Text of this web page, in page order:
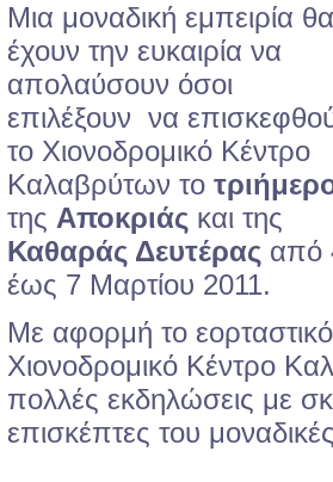
Μια μοναδική εμπειρία θα
έχουν την ευκαιρία να
απολαύσουν όσοι
επιλέξουν να
το Χιονοδρομικό Κέντρο
Καλαβρύτων το
της Αποκριάς και της
Καθαράς Δευτέρας από
έως 7 Μαρτίου 2011.
Με αφορμή το
Χιονοδρομικό Κέντρο
πολλές εκδηλώσεις με
επισκέπτες του